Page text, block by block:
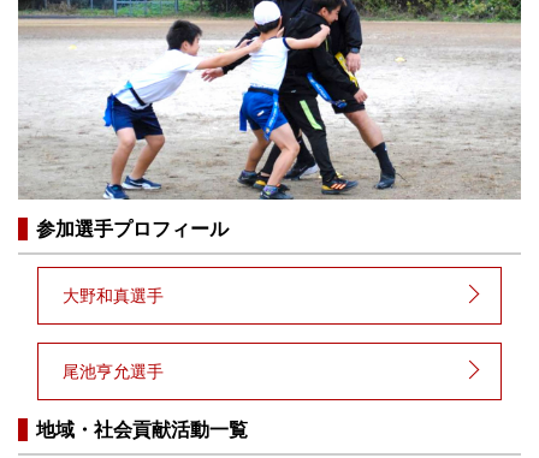
参加選手プロフィール
大野和真選手
尾池亨允選手
地域・社会貢献活動一覧